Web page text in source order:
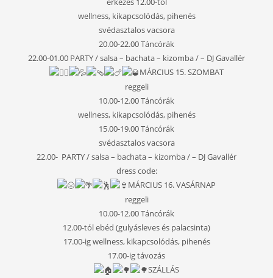
wellness, kikapcsolódás, pihenés
svédasztalos vacsora
20.00-22.00 Táncórák
22.00-01.00 PARTY / salsa – bachata – kizomba / – DJ Gavallér
MÁRCIUS 15. SZOMBAT
reggeli
10.00-12.00 Táncórák
wellness, kikapcsolódás, pihenés
15.00-19.00 Táncórák
svédasztalos vacsora
22.00- PARTY / salsa – bachata – kizomba / – DJ Gavallér
dress code:
MÁRCIUS 16.VASÁRNAP
reggeli
10.00-12.00 Táncórák
12.00-tól ebéd (gulyásleves és palacsinta)
17.00-ig wellness, kikapcsolódás, pihenés
17.00-ig távozás
SZÁLLÁS